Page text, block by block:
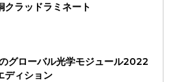
クラッドラミネート
グローバル光学モジュール2022
ディション